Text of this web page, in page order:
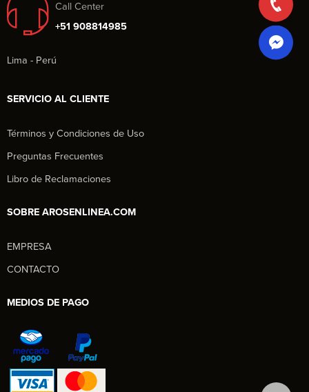
Call Center
+51 908814985
Lima - Perú
SERVICIO AL CLIENTE
Términos y Condiciones de Uso
Preguntas Frecuentes
Libro de Reclamaciones
SOBRE AROSENLINEA.COM
EMPRESA
CONTACTO
MEDIOS DE PAGO